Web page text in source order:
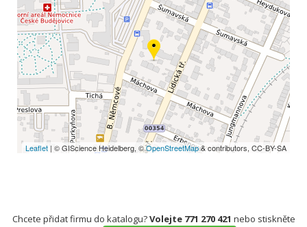
Leaflet | © GIScience Heidelberg, ©OpenStreetMap& contributors, CC-BY-SA
Chcete přidat firmu do katalogu?Volejte 771 270 421 nebo stiskněte